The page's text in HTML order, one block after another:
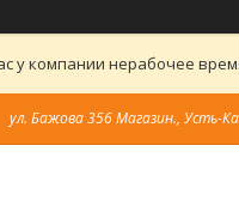
у компании нерабочее
ул. Бажова 356 Магазин., Усть-